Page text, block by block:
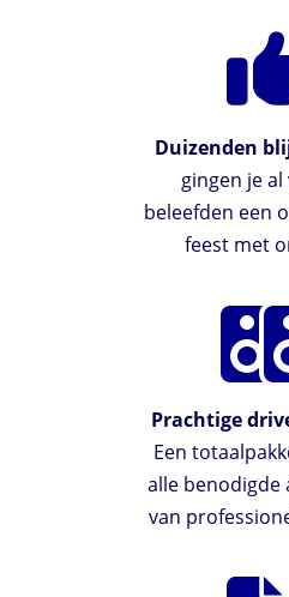
Duizenden
gingen je
beleefden een
feest met
Prachtige
Een
alle
van